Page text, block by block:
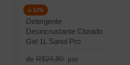
Detergente
Desincrustante Clorado
Gel 1L Sanol Pro
de R$24,80
12%
por